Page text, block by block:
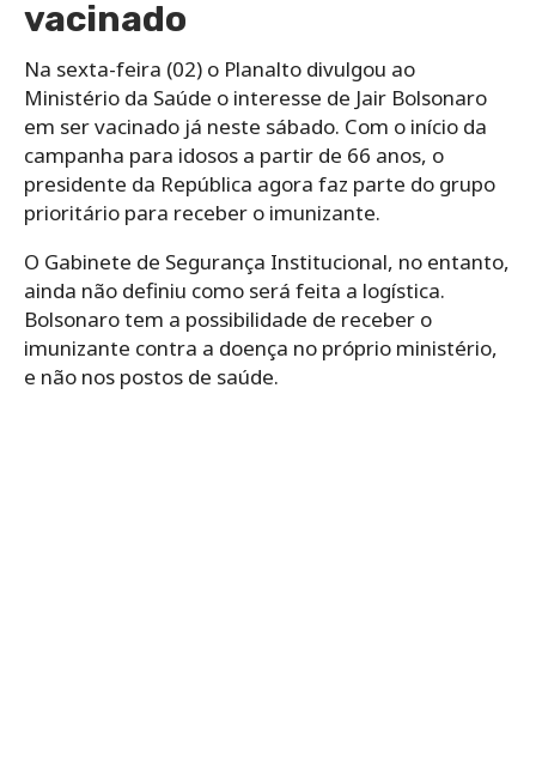
vacinado
Na sexta-feira (02) o Planalto divulgou ao
Ministério da Saúde o interesse de Jair Bolsonaro
em ser vacinado já neste sábado. Com o início da
campanha para idosos a partir de 66 anos, o
presidente da República agora faz parte do grupo
prioritário para receber o imunizante.
O Gabinete de Segurança Institucional, no entanto,
ainda não definiu como será feita a logística.
Bolsonaro tem a possibilidade de receber o
imunizante contra a doença no próprio ministério,
e não nos postos de saúde.